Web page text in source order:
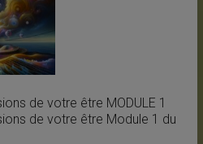
de votre être MODULE 1
de votre être Module 1 du